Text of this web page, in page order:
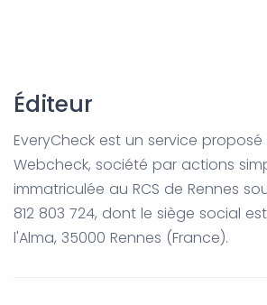
Éditeur
EveryCheck est un service
Webcheck, société par actions
immatriculée au RCS de Rennes
812 803 724, dont le siège social
l'Alma, 35000 Rennes (France).